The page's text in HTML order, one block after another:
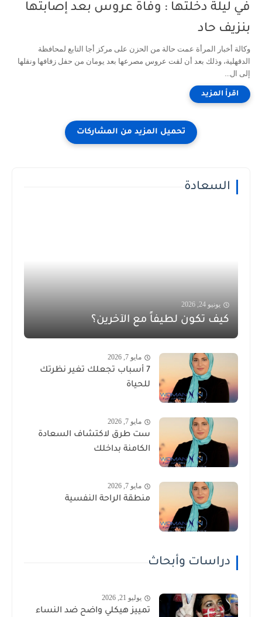
في ليلة دخلتها : وفاة عروس بعد إصابتها
بنزيف حاد
وكالة أخبار المرأة عمت حالة من الحزن على مركز أجا التابع لمحافظة
الدقهلية، وذلك بعد أن لقت عروس مصرعها بعد يومان من حفل زفافها ونقلها
إلى ال...
السعادة
يونيو 24, 2026
كيف تكون لطيفاً مع الآخرين؟
مايو 7, 2026
7 أسباب تجعلك تغير نظرتك
للحياة
مايو 7, 2026
ست طرق لاكتشاف السعادة
الكامنة بداخلك
مايو 7, 2026
منطقة الراحة النفسية
دراسات وأبحاث
يوليو 21, 2026
تمييز هيكلي واضح ضد النساء